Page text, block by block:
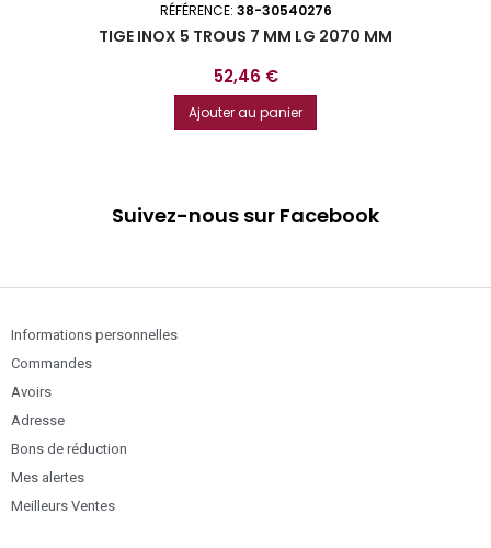
RÉFÉRENCE: 38-30540276
TIGE INOX 5 TROUS 7 MM LG 2070 MM
Prix
52,46 €
Ajouter au panier
Suivez-nous sur Facebook
Informations personnelles
Commandes
Avoirs
Adresse
Bons de réduction
Mes alertes
Meilleurs Ventes